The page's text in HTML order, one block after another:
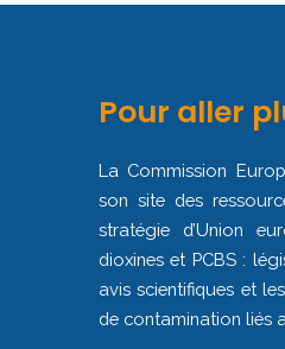
Pour aller
La Commission
son site des
stratégie d’Union
dioxines et PCBS :
avis scientifiques et
de contamination liés